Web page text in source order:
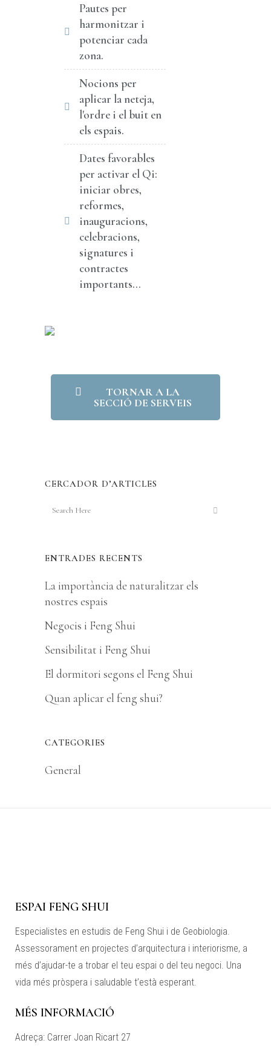
Pautes per
harmonitzar i
potenciar cada
zona.
Nocions per
aplicar la neteja,
l'ordre i el buit en
els espais.
Dates favorables
per activar el Qi:
iniciar obres,
reformes,
inauguracions,
celebracions,
signatures i
contractes
importants...
TORNAR A LA
SECCIÓ DE SERVEIS
CERCADOR D’ARTICLES
ENTRADES RECENTS
La importància de naturalitzar els
nostres espais
Negocis i Feng Shui
Sensibilitat i Feng Shui
El dormitori segons el Feng Shui
Quan aplicar el feng shui?
CATEGORIES
General
ESPAI FENG SHUI
Especialistes en estudis de Feng Shui i de Geobiologia.
Assessorament en projectes d’arquitectura i interiorisme, a
més d’ajudar-te a trobar el teu espai o del teu negoci. Una
vida més pròspera i saludable t’està esperant.
MÉS INFORMACIÓ
Adreça: Carrer Joan Ricart 27